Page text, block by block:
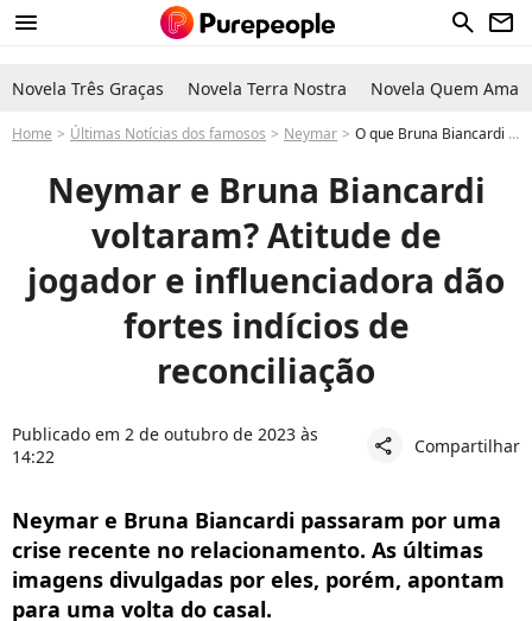
menu search newsletter
Novela Três Graças Novela Terra Nostra Novela Quem Ama
Home Últimas Notícias dos famosos Neymar O que Bruna Biancardi e do Neymar? Jogador e influenciadora dão fortes indícios de que reataram namoro
Neymar e Bruna Biancardi
voltaram? Atitude de
jogador e influenciadora dão
fortes indícios de
reconciliação
Publicado em 2 de outubro de 2023 às
14:22
share Compartilhar
Neymar e Bruna Biancardi passaram por uma
crise recente no relacionamento. As últimas
imagens divulgadas por eles, porém, apontam
para uma volta do casal.